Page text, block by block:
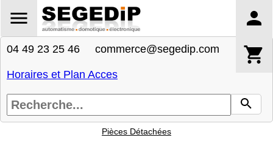
04 49 23 25 46 commerce@segedip.com
Horaires et Plan Acces
Pièces Détachées